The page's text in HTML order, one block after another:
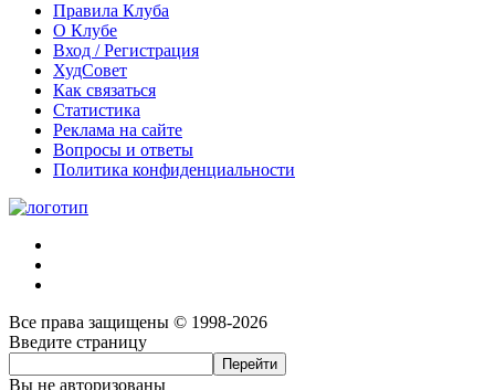
Правила Клуба
О Клубе
Вход / Регистрация
ХудСовет
Как связаться
Статистика
Реклама на сайте
Вопросы и ответы
Политика конфиденциальности
Все права защищены © 1998-2026
Введите страницу
Вы не авторизованы